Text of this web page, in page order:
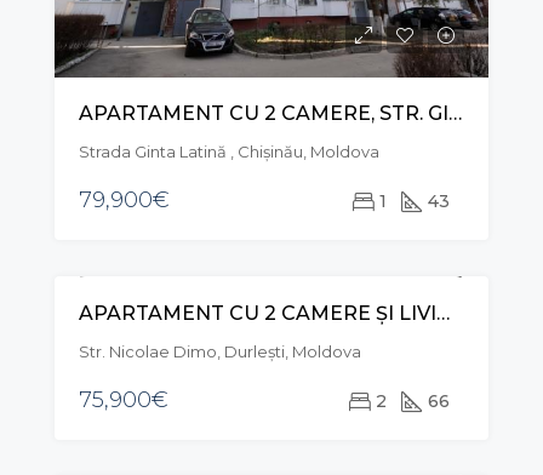
APARTAMENT CU 2 CAMERE, STR. GINTA LATINĂ, CIOCANA
Strada Ginta Latină , Chișinău, Moldova
79,900€ 1 43
VÂNZARE
APARTAMENT CU 2 CAMERE ȘI LIVING, STR. NICOLAE DIMO, DURLEȘTI
Str. Nicolae Dimo, Durleşti, Moldova
75,900€ 2 66